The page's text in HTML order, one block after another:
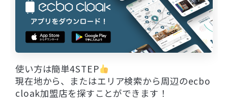
使い方は簡単4STEP
現在地から、またはエリア検索から周辺のecbo
cloak加盟店を探すことができます！